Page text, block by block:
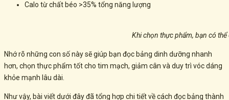
Calo từ chất béo >35% tổng năng lượng
Khi chọn thực phẩm, bạn có
Nhớ rõ những con số này sẽ giúp bạn đọc bảng dinh dưỡng nhanh
hơn, chọn thực phẩm tốt cho tim mạch, giảm cân và duy trì vóc dáng
khỏe mạnh lâu dài.
Như vậy, bài viết dưới đây đã tổng hợp chi tiết về cách đọc bảng thành